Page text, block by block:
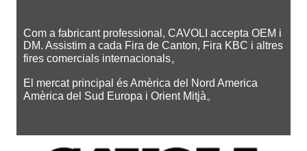
Com a fabricant professional, CAVOLI accepta OEM i
DM. Assistim a cada Fira de Canton, Fira KBC i altres
fires comercials internacionals。
El mercat principal és Amèrica del Nord America
Amèrica del Sud Europa i Orient Mitjà。